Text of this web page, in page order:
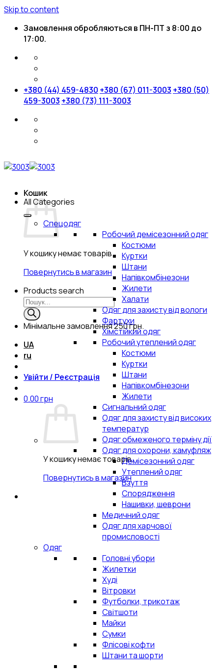
Skip to content
Замовлення обробляються в ПН-ПТ з 8:00 до
17:00.
+380 (44) 459-4830 +380 (67) 011-3003 +380 (50)
459-3003 +380 (73) 111-3003
Кошик
У кошику немає товарів.
Повернутись в магазин
Products search
Мінімальне замовлення250 грн.
UA
ru
Увійти / Реєстрація
0.00грн
У кошику немає товарів.
Повернутись в магазин
All Categories
Спецодяг
Робочий демісезонний одяг
Костюми
Куртки
Штани
Напівкомбінезони
Жилети
Халати
Одяг для захисту від вологи
Фартухи
Хімстійкий одяг
Робочий утеплений одяг
Костюми
Куртки
Штани
Напівкомбінезони
Жилети
Сигнальний одяг
Одяг для захисту від високих
температур
Одяг обмеженого терміну дії
Одяг для охорони, камуфляж
Демісезонний одяг
Утеплений одяг
Взуття
Спорядження
Нашивки, шеврони
Медичний одяг
Одяг для харчової
промисловості
Одяг
Головні убори
Жилетки
Худі
Вітровки
Футболки, трикотаж
Світшоти
Майки
Сумки
Флісові кофти
Штани та шорти